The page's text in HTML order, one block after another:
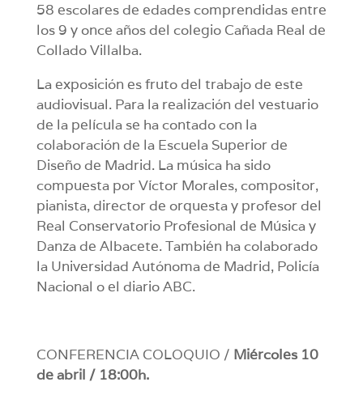
58 escolares de edades comprendidas entre
los 9 y once años del colegio Cañada Real de
Collado Villalba.
La exposición es fruto del trabajo de este
audiovisual. Para la realización del vestuario
de la película se ha contado con la
colaboración de la Escuela Superior de
Diseño de Madrid. La música ha sido
compuesta por Víctor Morales, compositor,
pianista, director de orquesta y profesor del
Real Conservatorio Profesional de Música y
Danza de Albacete. También ha colaborado
la Universidad Autónoma de Madrid, Policía
Nacional o el diario ABC.
CONFERENCIA COLOQUIO / Miércoles 10
de abril / 18:00h.